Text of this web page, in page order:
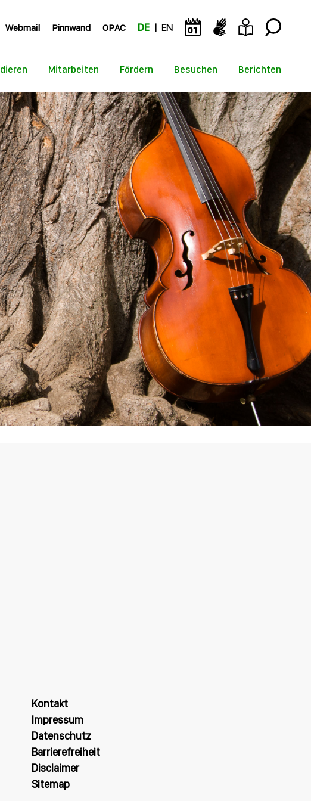
Webmail Pinnwand OPAC DE EN
Mitarbeiten Fördern Besuchen Berichten
Kontakt
Impressum
Datenschutz
Barrierefreiheit
Disclaimer
Sitemap